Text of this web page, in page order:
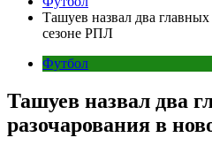
Ташуев назвал два
сезоне РПЛ
Футбол
Ташуев назвал два
разочарования в